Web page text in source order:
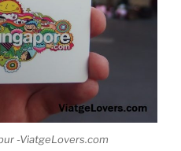
-ViatgeLovers.com